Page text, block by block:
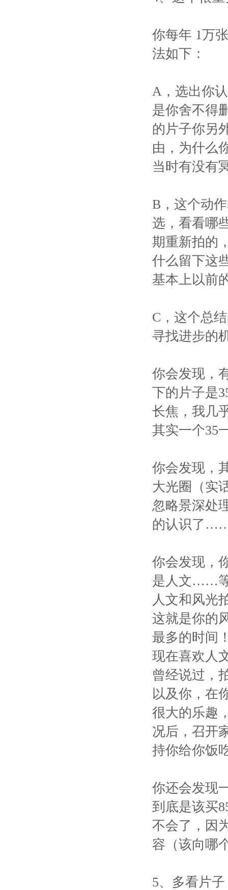
你每年 1万
法如下：
A，选出你
是你舍不得
的片子你另
由，为什么
当时有没有
B，这个动
选，看看哪
期重新拍的
什么留下这
基本上以前
C，这个总
寻找进步的
你会发现，
下的片子是
长焦，我几
其实一个35
你会发现，
大光圈（实
忽略景深处
的认识了……
你会发现，
是人文……等
人文和风光
这就是你的
最多的时间
现在喜欢人
曾经说过，
以及你，在
很大的乐趣
况后，召开
持你给你饭
你还会发现
到底是该买
不会了，因
容（该向哪
5、多看片子